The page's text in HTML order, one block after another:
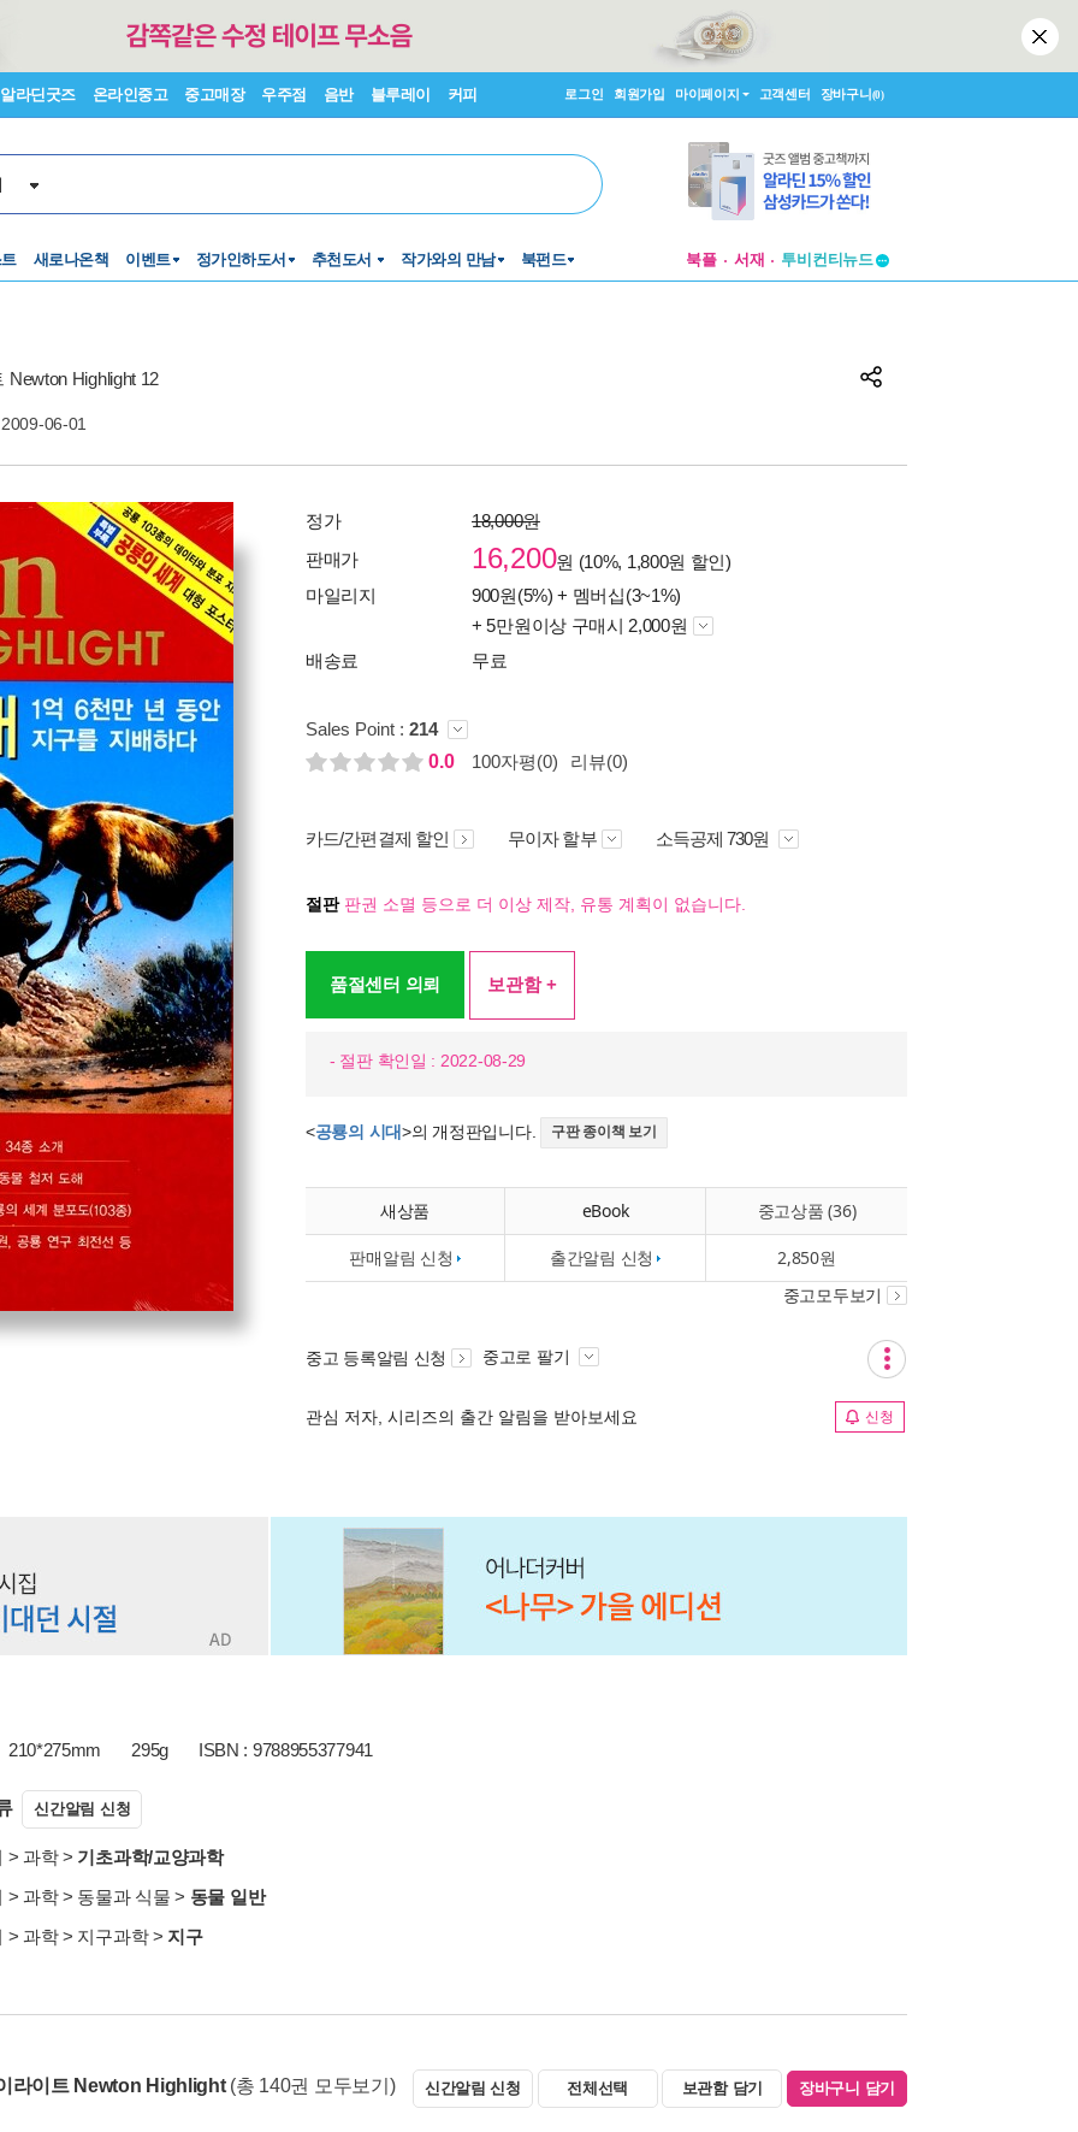
알라딘굿즈 온라인중고 중고매장 우주점 음반 블루레이 커피 로그인 회원가입 마이페이지 고객센터 장바구니(0)
새로나온책 이벤트 정가인하도서 추천도서 작가와의 만남 북펀드 북플 서재
창작플랫폼
Highlight 12
2009-06-01
정가
18,000원
판매가
16,200원 (10%, 1,800원 할인)
마일리지
900원(5%) + 멤버십(3~1%)
+ 5만원이상 구매시 2,000원
배송료
무료
Sales Point : 214
0.0
100자평(0) 리뷰(0)
카드/간편결제 할인 무이자 할부 소득공제 730원
절판판권 소멸 등으로 더 이상 제작, 유통 계획이 없습니다.
품절센터 의뢰 보관함 +
- 절판 확인일 : 2022-08-29
<공룡의 시대>의 개정판입니다. 구판 종이책 보기
새상품 eBook 중고상품 (36)
판매알림 신청 출간알림 신청 2,850원
중고모두보기
중고 등록알림 신청 중고로 팔기
관심 저자, 시리즈의 출간 알림을 받아보세요 신청
210*275mm 295g ISBN : 9788955377941
신간알림 신청
> 과학> 기초과학/교양과학
> 과학> 동물과 식물 > 동물 일반
> 과학> 지구과학> 지구
라이트 Newton Highlight (총 140권 모두보기) 신간알림 신청 전체선택 보관함 담기 장바구니 담기